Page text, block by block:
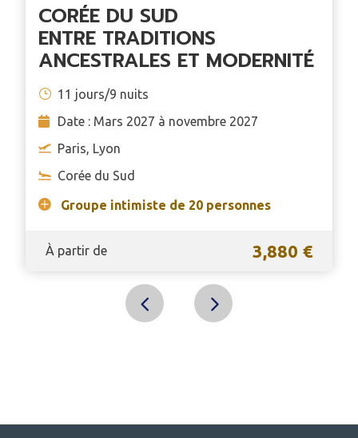
CORÉE DU SUD
ENTRE TRADITIONS
ANCESTRALES ET MODERNITÉ
11 jours/9 nuits
Date : Mars 2027 à novembre 2027
Paris, Lyon
Corée du Sud
Groupe intimiste de 20 personnes
À partir de 3,880 €